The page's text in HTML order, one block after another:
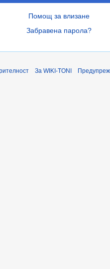
Помощ за влизане
Забравена парола?
За WIKI-TONI